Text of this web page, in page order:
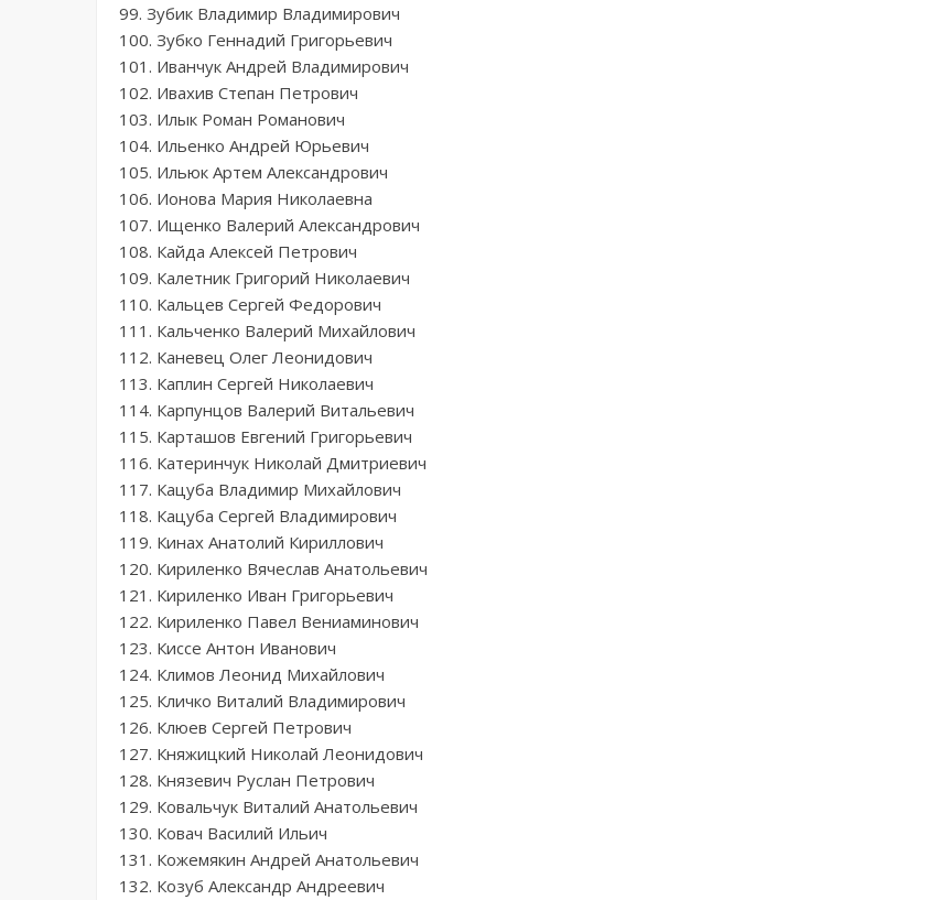
99. Зубик Владимир Владимирович
100. Зубко Геннадий Григорьевич
101. Иванчук Андрей Владимирович
102. Ивахив Степан Петрович
103. Илык Роман Романович
104. Ильенко Андрей Юрьевич
105. Ильюк Артем Александрович
106. Ионова Мария Николаевна
107. Ищенко Валерий Александрович
108. Кайда Алексей Петрович
109. Калетник Григорий Николаевич
110. Кальцев Сергей Федорович
111. Кальченко Валерий Михайлович
112. Каневец Олег Леонидович
113. Каплин Сергей Николаевич
114. Карпунцов Валерий Витальевич
115. Карташов Евгений Григорьевич
116. Катеринчук Николай Дмитриевич
117. Кацуба Владимир Михайлович
118. Кацуба Сергей Владимирович
119. Кинах Анатолий Кириллович
120. Кириленко Вячеслав Анатольевич
121. Кириленко Иван Григорьевич
122. Кириленко Павел Вениаминович
123. Киссе Антон Иванович
124. Климов Леонид Михайлович
125. Кличко Виталий Владимирович
126. Клюев Сергей Петрович
127. Княжицкий Николай Леонидович
128. Князевич Руслан Петрович
129. Ковальчук Виталий Анатольевич
130. Ковач Василий Ильич
131. Кожемякин Андрей Анатольевич
132. Козуб Александр Андреевич